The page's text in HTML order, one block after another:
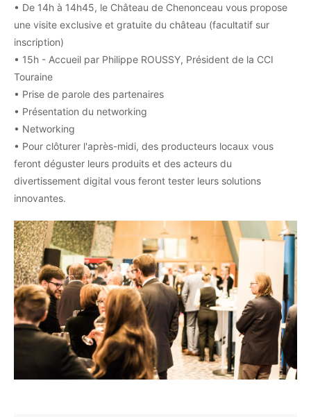
• De 14h à 14h45, le Château de Chenonceau vous propose
une visite exclusive et gratuite du château (facultatif sur
inscription)
• 15h - Accueil par Philippe ROUSSY, Président de la CCI
Touraine
• Prise de parole des partenaires
• Présentation du networking
• Networking
• Pour clôturer l'après-midi, des producteurs locaux vous
feront déguster leurs produits et des acteurs du
divertissement digital vous feront tester leurs solutions
innovantes.